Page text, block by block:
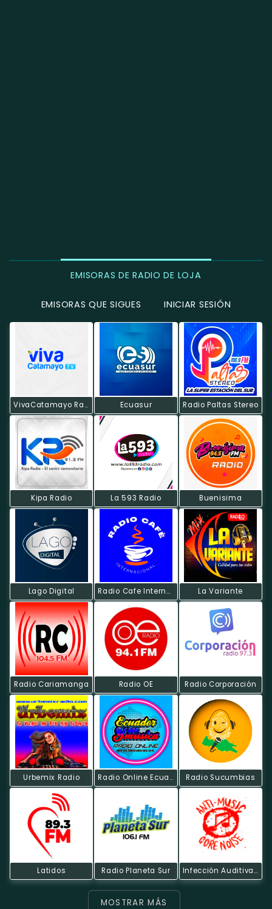
EMISORAS DE RADIO DE LOJA
EMISORAS QUE SIGUES INICIAR SESIÓN
VivaCatamayo Radio Web Ecuasur Radio Paltas Stereo
Kipa Radio La 593 Radio Buenisima
Lago Digital Radio Cafe Internacional La Variante
Radio Cariamanga Radio OE Radio Corporación
Urbemix Radio Radio Online Ecuador Y Su Música Radio Sucumbias
Latidos Radio Planeta Sur Infección Auditiva Radio
MOSTRAR MÁS